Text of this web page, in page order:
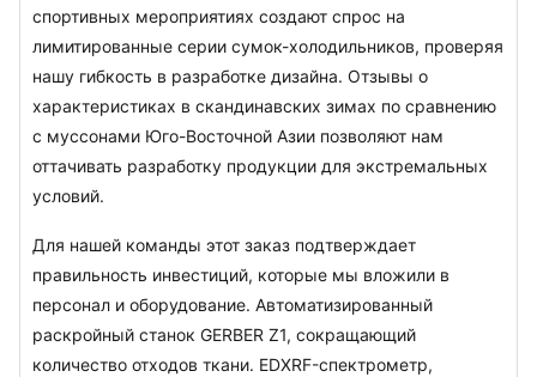
спортивных мероприятиях создают спрос на
лимитированные серии сумок-холодильников, проверяя
нашу гибкость в разработке дизайна. Отзывы о
характеристиках в скандинавских зимах по сравнению
с муссонами Юго-Восточной Азии позволяют нам
оттачивать разработку продукции для экстремальных
условий.
Для нашей команды этот заказ подтверждает
правильность инвестиций, которые мы вложили в
персонал и оборудование. Автоматизированный
раскройный станок GERBER Z1, сокращающий
количество отходов ткани. EDXRF-спектрометр,